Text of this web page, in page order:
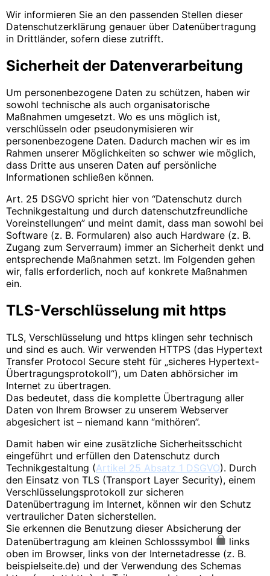
Wir informieren Sie an den passenden Stellen dieser
Datenschutzerklärung genauer über Datenübertragung
in Drittländer, sofern diese zutrifft.
Sicherheit der Datenverarbeitung
Um personenbezogene Daten zu schützen, haben wir
sowohl technische als auch organisatorische
Maßnahmen umgesetzt. Wo es uns möglich ist,
verschlüsseln oder pseudonymisieren wir
personenbezogene Daten. Dadurch machen wir es im
Rahmen unserer Möglichkeiten so schwer wie möglich,
dass Dritte aus unseren Daten auf persönliche
Informationen schließen können.
Art. 25 DSGVO spricht hier von “Datenschutz durch
Technikgestaltung und durch datenschutzfreundliche
Voreinstellungen” und meint damit, dass man sowohl bei
Software (z. B. Formularen) also auch Hardware (z. B.
Zugang zum Serverraum) immer an Sicherheit denkt und
entsprechende Maßnahmen setzt. Im Folgenden gehen
wir, falls erforderlich, noch auf konkrete Maßnahmen
ein.
TLS-Verschlüsselung mit https
TLS, Verschlüsselung und https klingen sehr technisch
und sind es auch. Wir verwenden HTTPS (das Hypertext
Transfer Protocol Secure steht für „sicheres Hypertext-
Übertragungsprotokoll“), um Daten abhörsicher im
Internet zu übertragen.
Das bedeutet, dass die komplette Übertragung aller
Daten von Ihrem Browser zu unserem Webserver
abgesichert ist – niemand kann “mithören”.
Damit haben wir eine zusätzliche Sicherheitsschicht
eingeführt und erfüllen den Datenschutz durch
Technikgestaltung (Artikel 25 Absatz 1 DSGVO). Durch
den Einsatz von TLS (Transport Layer Security), einem
Verschlüsselungsprotokoll zur sicheren
Datenübertragung im Internet, können wir den Schutz
vertraulicher Daten sicherstellen.
Sie erkennen die Benutzung dieser Absicherung der
Datenübertragung am kleinen Schlosssymbol
links
oben im Browser, links von der Internetadresse (z. B.
beispielseite.de) und der Verwendung des Schemas